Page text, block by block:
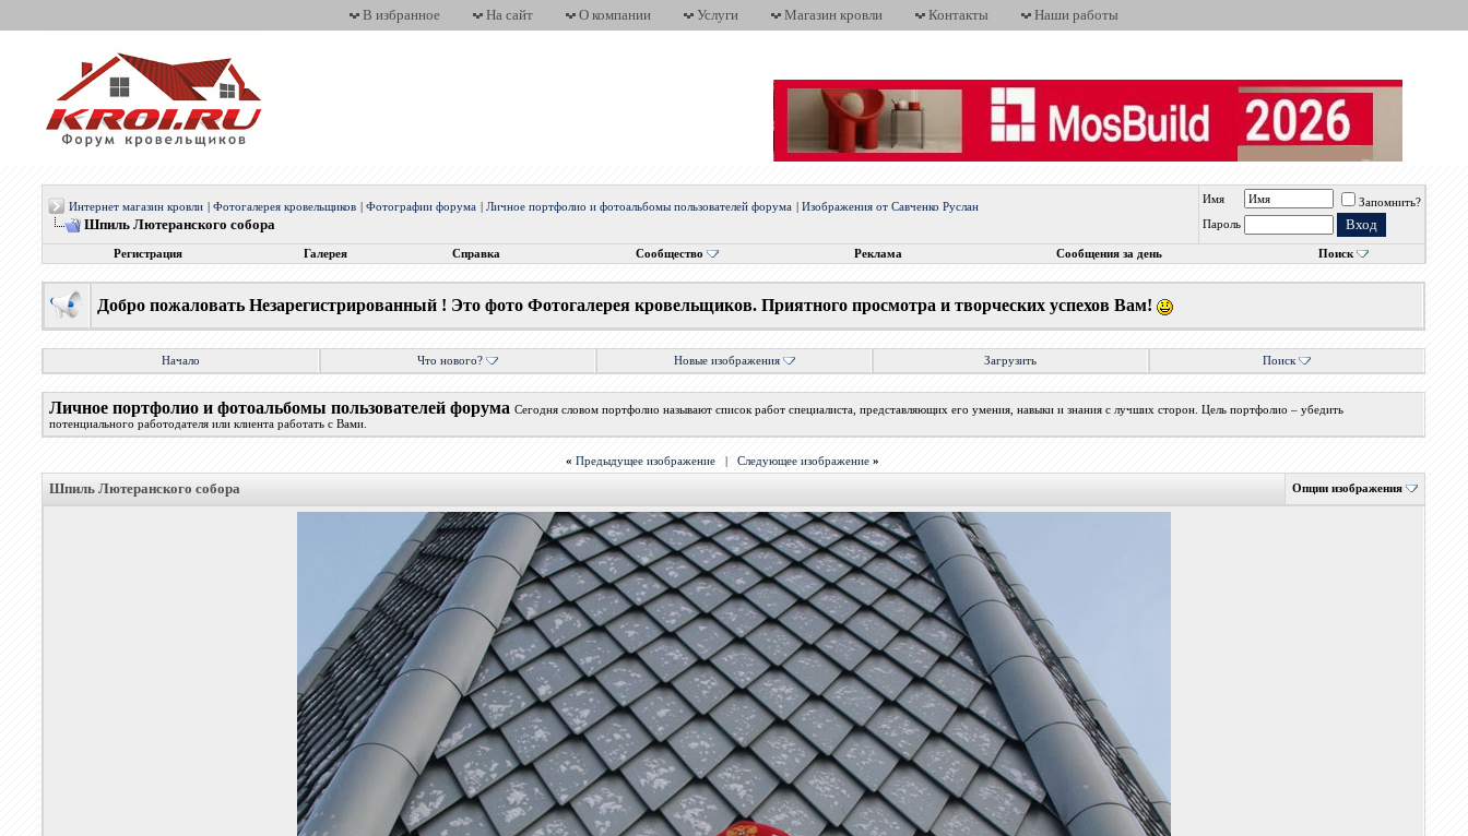
В избранное На сайт О компании Услуги Магазин кровли Контакты Наши работы
Интернет магазин кровли |Фотогалерея кровельщиков |Фотографии форума |Личное портфолио и фотоальбомы пользователей форума |Изображения от Савченко Руслан
Шпиль Лютеранского собора
Имя
Запомнить?
Пароль
Регистрация Галерея Справка Сообщество Реклама Сообщения за день Поиск
Добро пожаловать Незарегистрированный ! Это фото Фотогалерея кровельщиков. Приятного просмотра и творческих успехов Вам!
Начало Что нового? Новые изображения Загрузить Поиск
Личное портфолио и фотоальбомы пользователей форума Сегодня словом портфолио называют список работ специалиста, представляющих его умения, навыки и знания с лучших сторон. Цель портфолио – убедить
потенциального работодателя или клиента работать с Вами.
« Предыдущее изображение |Следующее изображение »
Шпиль Лютеранского собора Опции изображения